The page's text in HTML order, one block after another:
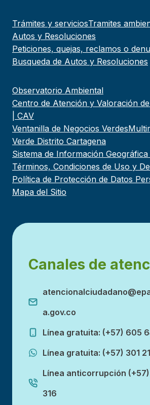
Trámites y serviciosTramites
Autos y Resoluciones
Peticiones, quejas, reclamos o
Busqueda de Autos y Resoluciones
Observatorio Ambiental
Centro de Atención y Valoración
| CAV
Ventanilla de Negocios Verdes
Verde Distrito Cartagena
Sistema de Información Geográfica
Términos, Condiciones de Uso y
Política de Protección de Datos
Mapa del Sitio
Canales de
a.gov.co
Línea gratuita: (+57) 605
Línea gratuita: (+57) 301
Línea anticorrupción
316